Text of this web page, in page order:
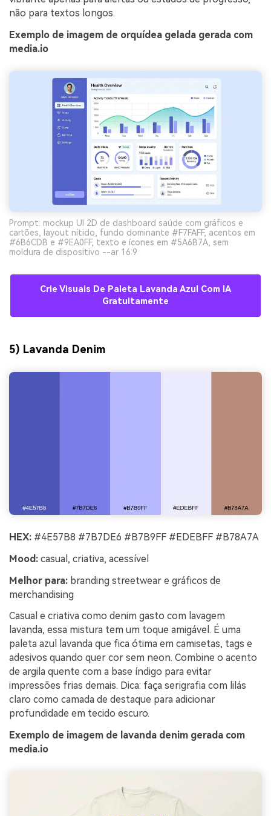
não para textos longos.
Exemplo de imagem de orquídea gelada gerada com
media.io
Prompt: mockup UI 2D de dashboard saúde com gráficos e
cartões, layout nítido, fundo dominante #F7FAFF, acentos em
#6B6CDB e #9EA0FF, texto e ícones em #5A6B7A, sem
moldura de dispositivo --ar 16:9
Crie Visuais De Paleta Lavanda Azul Com IA
Gratuitamente
5) Lavanda Denim
HEX: #4E57B8 #7B7DE6 #B7B9FF #EDEBFF #B78A7A
Mood: casual, criativa, acessível
Melhor para: branding streetwear e gráficos de
merchandising
Casual e criativa como denim gasto com lavagem
lavanda, essa mistura tem um toque amigável. É uma
paleta azul lavanda que fica ótima em camisetas, tags e
adesivos quando quer cor sem neon. Combine o acento
de argila quente com a base índigo para evitar
impressões frias demais. Dica: faça serigrafia com lilás
claro como camada de destaque para adicionar
profundidade em tecido escuro.
Exemplo de imagem de lavanda denim gerada com
media.io